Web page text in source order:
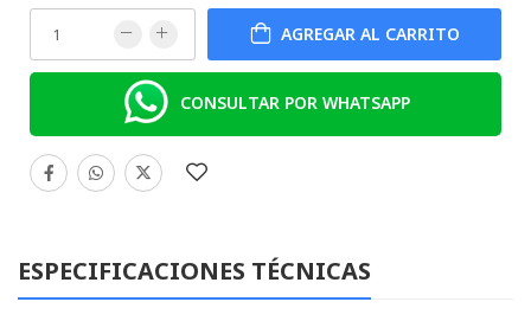
AGREGAR AL CARRITO
CONSULTAR POR WHATSAPP
ESPECIFICACIONES TÉCNICAS